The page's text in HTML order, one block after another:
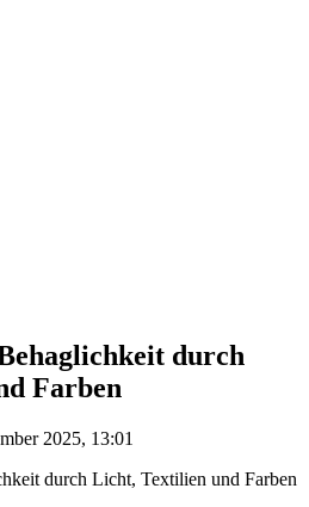
durch
Farben
2025, 13:01